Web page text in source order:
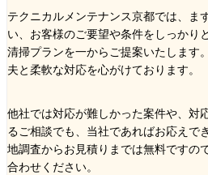
テクニカルメンテナンス京都では、ま
い、お客様のご要望や条件をしっかり
清掃プランを一からご提案いたします
夫と柔軟な対応を心がけております。
他社では対応が難しかった案件や、対
るご相談でも、当社であればお応えで
地調査からお見積りまでは無料ですの
合わせください。